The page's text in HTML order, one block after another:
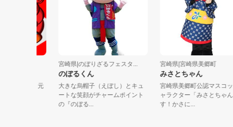
宮崎県|のぼりざるフェスタ...
のぼるくん
大きな烏帽子（えぼし）とキュ
ートな笑顔がチャームポイント
の『のぼる...
宮崎県|宮崎県美郷町
みさとちゃん
宮崎県美郷町公認マスコットキ
ャラクター「みさとちゃん」で
す！かさに...